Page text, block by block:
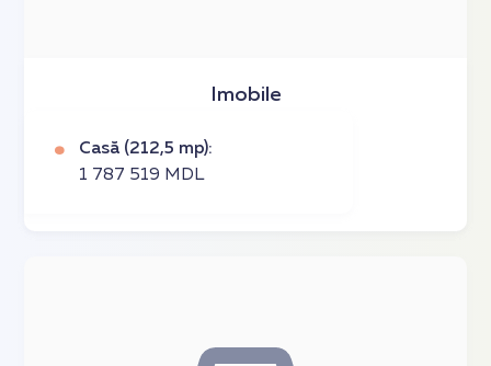
Imobile
Casă (212,5 mp):
1 787 519 MDL